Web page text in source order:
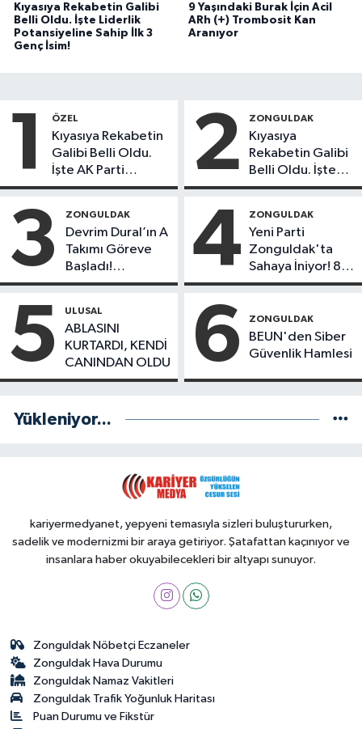
Kıyasıya Rekabetin Galibi
Belli Oldu. İşte Liderlik
Potansiyeline Sahip İlk 3
Genç İsim!
9 Yaşındaki Burak İçin Acil
ARh (+) Trombosit Kan
Aranıyor
1 ÖZEL
Kıyasıya Rekabetin
Galibi Belli Oldu.
İşte AK Parti
Gençlerinden
Potansiyeline Sahip
İlk 3 İsim!
2 ZONGULDAK
Kıyasıya
Rekabetin Galibi
Belli Oldu. İşte
Liderlik
Sahip İlk 3 Genç
İsim!
3 ZONGULDAK
Devrim Dural’ın A
Takımı Göreve
Başladı!
Yönetimde
4 ZONGULDAK
Yeni Parti
Zonguldak'ta
Sahaya İniyor! 8
İlçede Kurucu
Başladı
5 ULUSAL
ABLASINI
KURTARDI, KENDİ
CANINDAN OLDU
6 ZONGULDAK
BEUN'den Siber
Güvenlik Hamlesi
Yükleniyor...
kariyermedyanet, yepyeni temasıyla sizleri buluştururken,
sadelik ve modernizmi bir araya getiriyor. Şatafattan kaçınıyor ve
insanlara haber okuyabilecekleri bir altyapı sunuyor.
Zonguldak Nöbetçi Eczaneler
Zonguldak Hava Durumu
Zonguldak Namaz Vakitleri
Zonguldak Trafik Yoğunluk Haritası
Puan Durumu ve Fikstür